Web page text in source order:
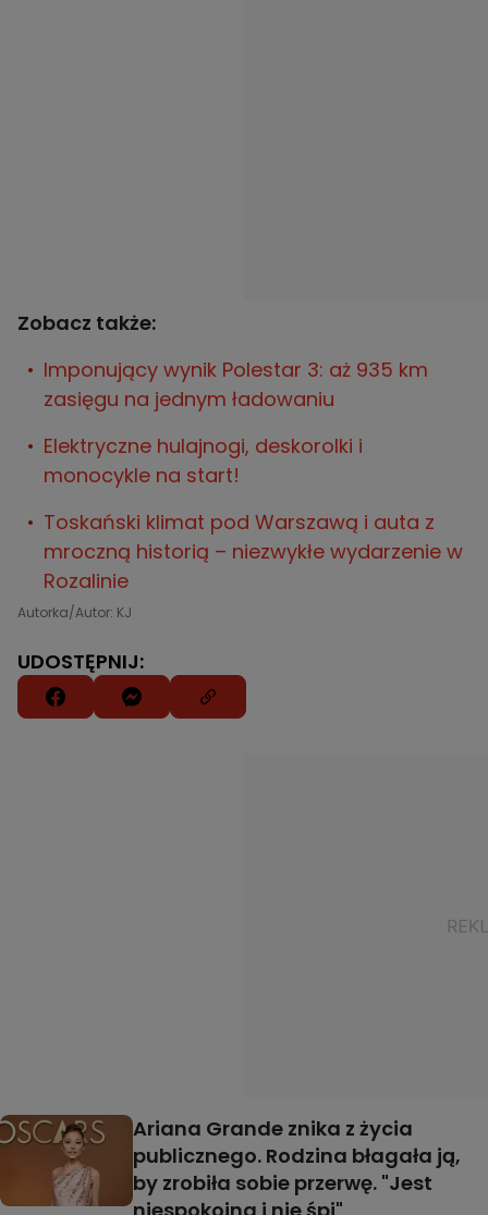
Zobacz także:
Imponujący wynik Polestar 3: aż 935 km
zasięgu na jednym ładowaniu
Elektryczne hulajnogi, deskorolki i
monocykle na start!
Toskański klimat pod Warszawą i auta z
mroczną historią – niezwykłe wydarzenie w
Rozalinie
Autorka/Autor: KJ
UDOSTĘPNIJ:
Ariana Grande znika z życia
publicznego. Rodzina błagała ją,
by zrobiła sobie przerwę. "Jest